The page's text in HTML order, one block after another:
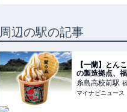
周辺の駅の記事
【一蘭】とん
の製造拠点、
の森 糸島」限
トクリームを提
のはちみつと
糸島高校前駅
マイナビニュース